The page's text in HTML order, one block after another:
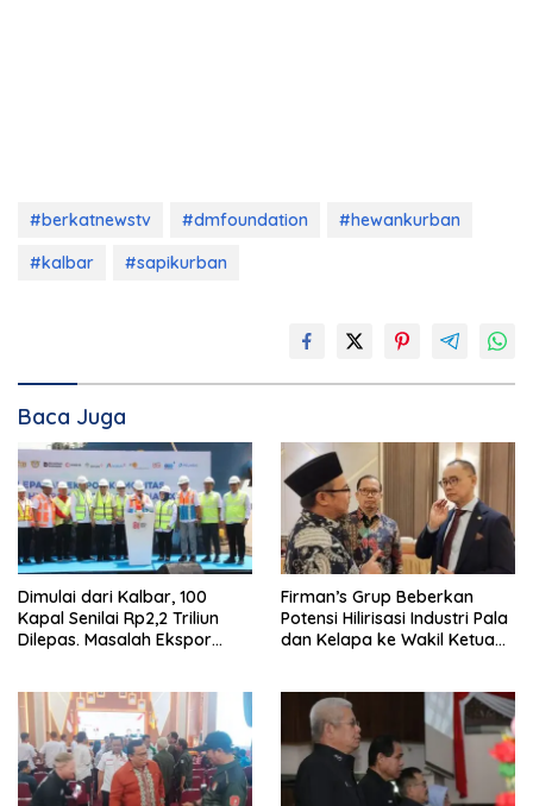
#berkatnewstv #dmfoundation
#hewankurban
#kalbar
#sapikurban
Baca Juga
Dimulai dari Kalbar, 100
Kapal Senilai Rp2,2 Triliun
Dilepas. Masalah Ekspor
Firman’s Grup Beberkan
Potensi Hilirisasi Industri Pala
dan Kelapa ke Wakil Ketua